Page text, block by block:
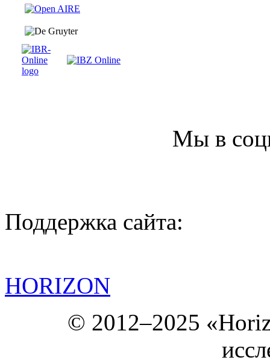
Мы в
Поддержка сайта:
HORIZON
© 2012–2025